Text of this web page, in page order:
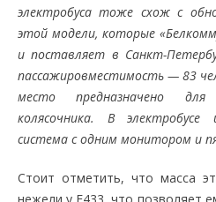
электробуса тоже схож с
этой модели, которые
и поставляет в Санкт-
пассажировместимость — 83
место предназначено для
колясочника. В электробусе
система с одним монитором и
Стоит отметить, что масса